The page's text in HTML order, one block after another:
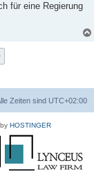
für eine Regierung
Zeiten sind UTC+02:00
HOSTINGER